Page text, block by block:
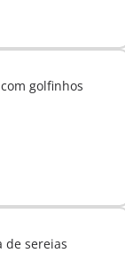
golfinhos
de sereias